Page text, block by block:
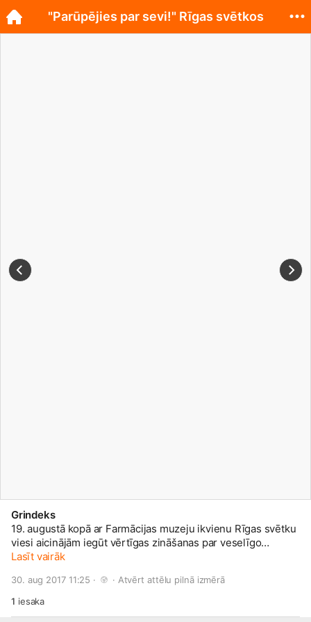
Grindeks
19. augustā kopā ar Farmācijas muzeju ikvienu Rīgas svētku
viesi aicinājām iegūt vērtīgas zināšanas par veselīgo
kokteiļu jeb smūtiju gatavošanu, ar kurām dalījās
kulinārijas šova „La Dolce Vita” vadītāju Roberto Meloni!
Paldies enerģiskajiem un zinošajiem ekspertiem, kā arī
Lasīt vairāk
30. aug 2017 11:25 · · Atvērt attēlu pilnā izmērā
1 iesaka
"Parūpējies par sevi!" Rīgas svētkos